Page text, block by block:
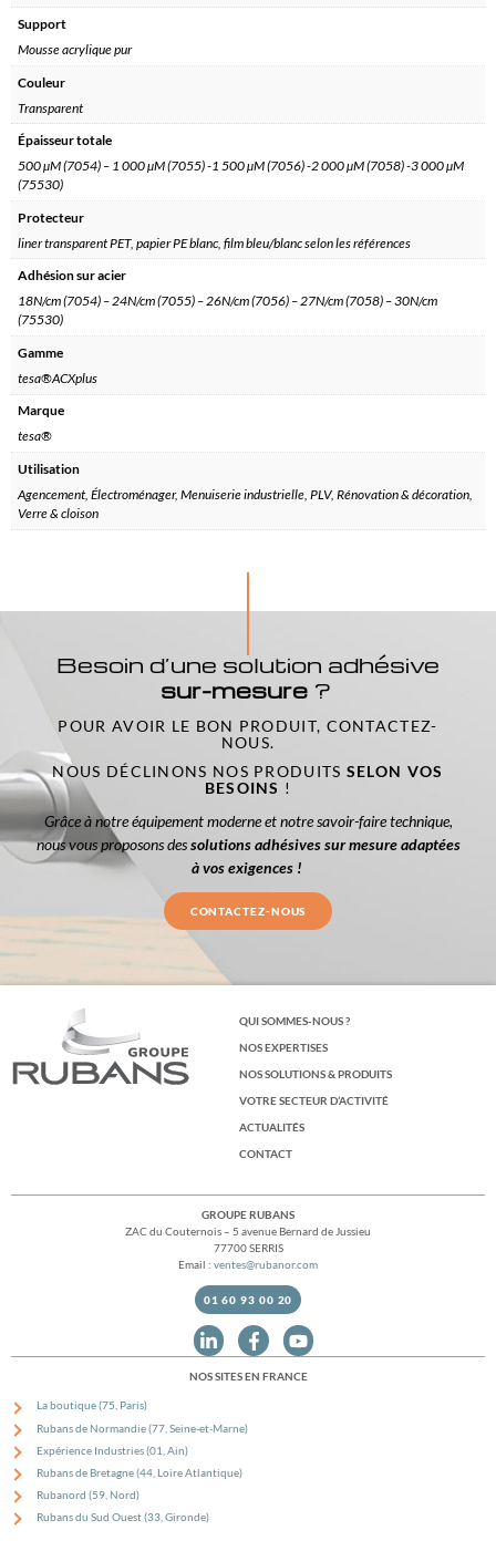
Support
Mousse acrylique pur
Couleur
Transparent
Épaisseur totale
500 µM (7054) – 1 000 µM (7055) -1 500 µM (7056) -2 000 µM (7058) -3 000 µM
(75530)
Protecteur
liner transparent PET, papier PE blanc, film bleu/blanc selon les références
Adhésion sur acier
18N/cm (7054) – 24N/cm (7055) – 26N/cm (7056) – 27N/cm (7058) – 30N/cm
(75530)
Gamme
tesa®ACXplus
Marque
tesa®
Utilisation
Agencement, Électroménager, Menuiserie industrielle, PLV, Rénovation & décoration,
Verre & cloison
Besoin d’une solution adhésive
sur-mesure?
POUR AVOIR LE BON PRODUIT, CONTACTEZ-
NOUS.
NOUS DÉCLINONS NOS PRODUITS SELON VOS
BESOINS !
Grâce à notre équipement moderne et notre savoir-faire technique,
nous vous proposons dessolutions adhésives sur mesure adaptées
à vos exigences !
CONTACTEZ-NOUS
QUI SOMMES-NOUS ?
NOS EXPERTISES
NOS SOLUTIONS & PRODUITS
VOTRE SECTEUR D’ACTIVITÉ
ACTUALITÉS
CONTACT
GROUPE RUBANS
ZAC du Couternois – 5 avenue Bernard de Jussieu
77700 SERRIS
Email : ventes@rubanor.com
01 60 93 00 20
NOS SITES EN FRANCE
La boutique (75, Paris)
Rubans de Normandie (77, Seine-et-Marne)
Expérience Industries (01, Ain)
Rubans de Bretagne (44, Loire Atlantique)
Rubanord (59, Nord)
Rubans du Sud Ouest (33, Gironde)